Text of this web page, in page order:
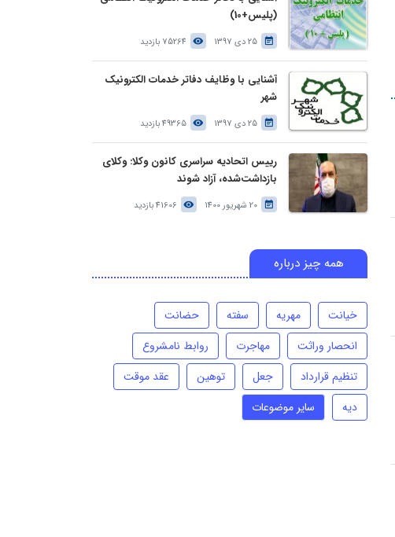
(پلیس+10)
25 دی 1397 75264 بازدید
آشنایی با وظایف دفاتر خدمات الکترونیک
شهر
25 دی 1397 49365 بازدید
رییس اتحادیه سراسری کانون وکلا: وکلای
بازداشت‌شده، آزاد شوند
20 شهریور 1400 41606 بازدید
همه چیز درباره
خیانت مهریه سفته
حضانت
انحصار وراثت
مهاجرت
روابط نامشروع
تنظیم قرارداد
جعل توهین
عقد موقت
دیه
سایر موضوعات